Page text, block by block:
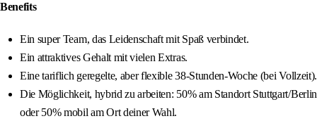
Benefits
Ein super Team, das Leidenschaft mit Spaß verbindet.
Ein attraktives Gehalt mit vielen Extras.
Eine tariflich geregelte, aber flexible 38-Stunden-Woche (bei Vollzeit).
Die Möglichkeit, hybrid zu arbeiten: 50% am Standort Stuttgart/Berlin
oder 50% mobil am Ort deiner Wahl.